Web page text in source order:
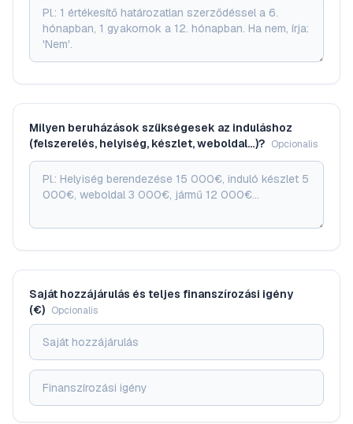
Milyen beruházások szükségesek az induláshoz
(felszerelés, helyiség, készlet, weboldal…)? Opcionalis
Saját hozzájárulás és teljes finanszírozási igény
(€) Opcionalis